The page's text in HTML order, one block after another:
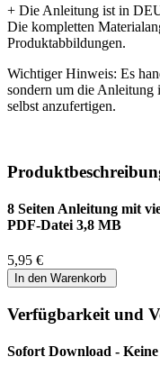
+ Die Anleitung ist in
Die kompletten
Produktabbildungen.
Wichtiger Hinweis: Es
sondern um die
selbst anzufertigen.
8 Seiten Anleitung mit
PDF-Datei 3,8 MB
5,95 €
Verfügbarkeit und
Sofort Download -